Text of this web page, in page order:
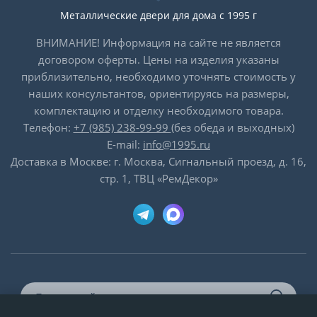
Металлические двери для дома с 1995 г
ВНИМАНИЕ! Информация на сайте не является
договором оферты. Цены на изделия указаны
приблизительно, необходимо уточнять стоимость у
наших консультантов, ориентируясь на размеры,
комплектацию и отделку необходимого товара.
Телефон: +7 (985) 238-99-99 (без обеда и выходных)
E-mail: info@1995.ru
Доставка в Москве: г. Москва, Сигнальный проезд, д. 16,
стр. 1, ТВЦ «РемДекор»